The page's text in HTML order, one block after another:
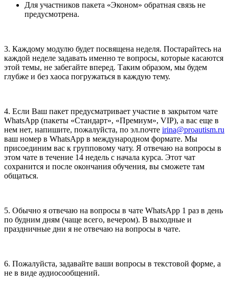
Для участников пакета «Эконом» обратная связь не
предусмотрена.
3. Каждому модулю будет посвящена неделя. Постарайтесь на
каждой неделе задавать именно те вопросы, которые касаются
этой темы, не забегайте вперед. Таким образом, мы будем
глубже и без хаоса погружаться в каждую тему.
4. Если Ваш пакет предусматривает участие в закрытом чате
WhatsApp (пакеты «Стандарт», «Премиум», VIP), а вас еще в
нем нет, напишите, пожалуйста, по эл.почте irina@proautism.ru
ваш номер в WhatsApp в международном формате. Мы
присоединим вас к групповому чату. Я отвечаю на вопросы в
этом чате в течение 14 недель с начала курса. Этот чат
сохранится и после окончания обучения, вы сможете там
общаться.
5. Обычно я отвечаю на вопросы в чате WhatsApp 1 раз в день
по будним дням (чаще всего, вечером). В выходные и
праздничные дни я не отвечаю на вопросы в чате.
6. Пожалуйста, задавайте ваши вопросы в текстовой форме, а
не в виде аудиосообщений.